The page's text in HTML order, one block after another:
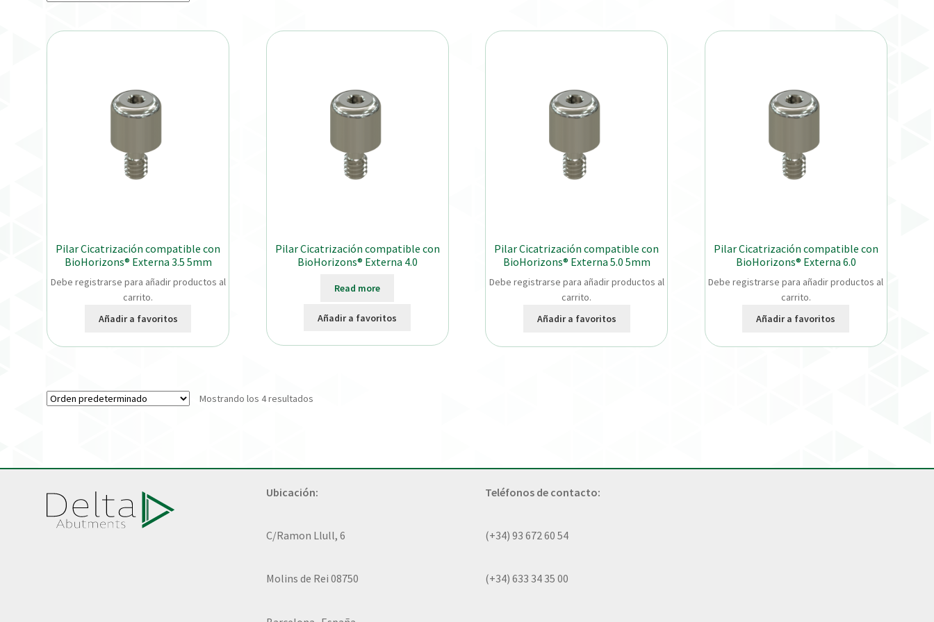
Pilar Cicatrización compatible con
BioHorizons® Externa 3.5 5mm
Debe registrarse para añadir productos al
carrito.
Añadir a favoritos
Pilar Cicatrización compatible con
BioHorizons® Externa 4.0
Read more
Añadir a favoritos
Pilar Cicatrización compatible con
BioHorizons® Externa 5.0 5mm
Debe registrarse para añadir productos al
carrito.
Añadir a favoritos
Pilar Cicatrización compatible con
BioHorizons® Externa 6.0
Debe registrarse para añadir productos al
carrito.
Añadir a favoritos
Mostrando los 4 resultados
Ubicación:
C/Ramon Llull, 6
Molins de Rei 08750
Teléfonos de contacto:
(+34) 93 672 60 54
(+34) 633 34 35 00